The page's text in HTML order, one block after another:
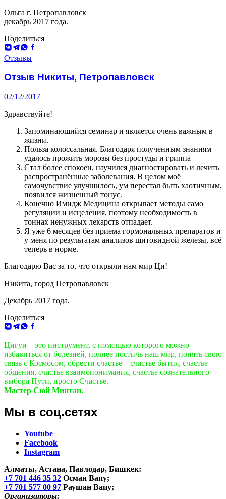
Ольга г. Петропавловск
декабрь 2017 года.
Поделиться
ВКонтакте
Telegram
WhatsApp
Facebook
Отзывы
Отзыв Никиты, Петропавловск
02/12/2017
Здравствуйте!
Запоминающийся семинар и является очень важным в
жизни.
Польза колоссальная. Благодаря полученным знаниям
удалось прожить морозы без простуды и гриппа
Стал более спокоен, научился диагностировать и лечить
распространённые заболевания. В целом моё
самочувствие улучшилось, ум перестал быть хаотичным,
появился жизненный тонус.
Конечно Имидж Медицина открывает методы само
регуляции и исцеления, поэтому необходимость в
тоннах ненужных лекарств отпадает.
Я уже 6 месяцев без приема гормональных препаратов и
у меня по результатам анализов щитовидной железы, всё
теперь в норме.
Благодарю Вас за то, что открыли нам мир Ци!
Никита, город Петропавловск
Декабрь 2017 года.
Поделиться
ВКонтакте
Telegram
WhatsApp
Facebook
Цигун – это инструмент, с помощью которого можно
избавиться от болезней, полнее постичь наш мир, понять свою
связь с Космосом, обрести счастье – счастье бытия, счастье
общения, счастье взаимопонимания, счастье сознательного
выбора Пути, просто Счастье.
Мастер Сюй Минтан.
Мы в соц.сетях
Youtube
Facebook
Instagram
Алматы, Астана, Павлодар, Бишкек:
+7 701 446 35 32 Осман Вапу;
+7 701 577 00 97 Раушан Вапу;
Организаторы: